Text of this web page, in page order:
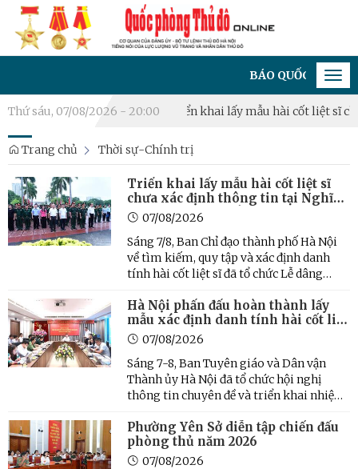
BÁO QUỐC PHÒNG
Thứ sáu, 07/08/2026 - 20:00
phòng thủ năm 2026 Triển khai lấy mẫu hài cốt liệt sĩ chưa
Trang chủ Thời sự-Chính trị
Triển khai lấy mẫu hài cốt liệt sĩ
chưa xác định thông tin tại Nghĩa
trang Mai Dịch để giám định ADN
07/08/2026
Sáng 7/8, Ban Chỉ đạo thành phố Hà Nội
về tìm kiếm, quy tập và xác định danh
tính hài cốt liệt sĩ đã tổ chức Lễ dâng
mẫu hài cốt liệt sĩ chưa xác định được
thông tin tại Nghĩa trang Mai Dịch
nhằm thực hiện ...
Hà Nội phấn đấu hoàn thành lấy
mẫu xác định danh tính hài cốt liệt
sĩ trong tháng 10
07/08/2026
Sáng 7-8, Ban Tuyên giáo và Dân vận
Thành ủy Hà Nội đã tổ chức hội nghị
thông tin chuyên đề và triển khai nhiệm
năm 2026. Đồng chí Đào Xuân Dũng, Phó
trưởng Ban Tuyên giáo và Dân vận
Thành ủy Hà Nội chủ trì hội ...
Phường Yên Sở diễn tập chiến đấu
phòng thủ năm 2026
07/08/2026